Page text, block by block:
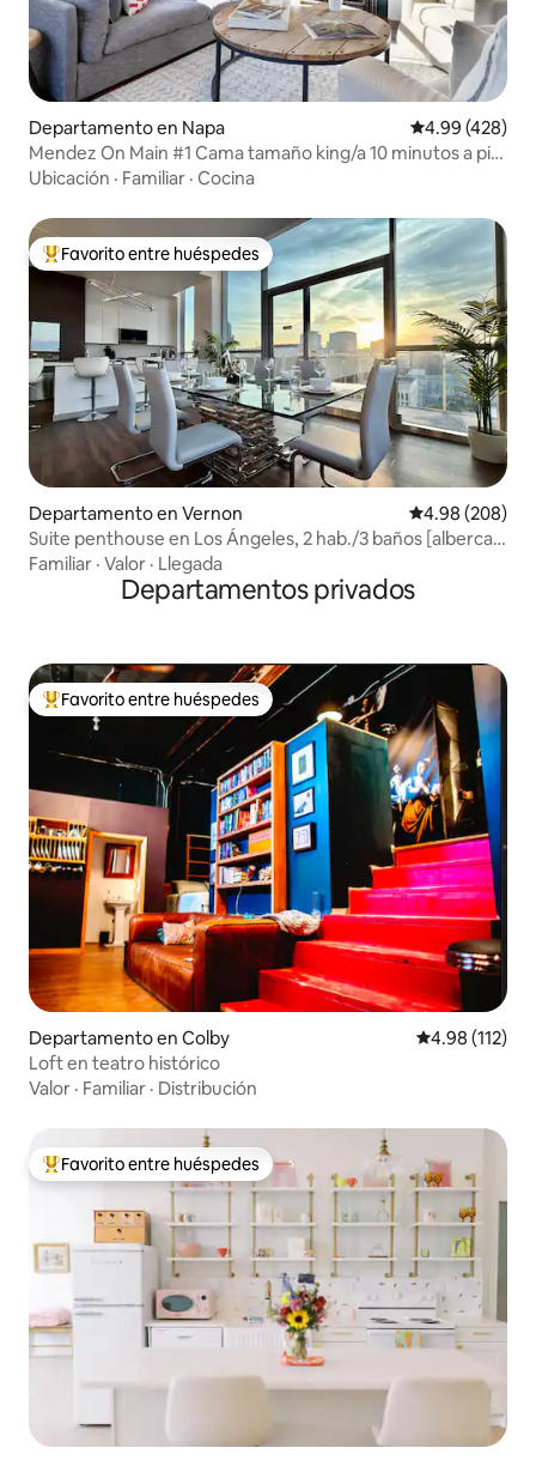
Departamento en Napa Calificación
4.99 (428)
Mendez On Main #1 Cama tamaño king/a 10 minutos a pie
del centro de la ciudad
Ubicación · Familiar · Cocina
De los mejores en Favorito entre huéspedes
Favorito entre huéspedes
Departamento en Vernon Calificación
4.98 (208)
Suite penthouse en Los Ángeles, 2 hab./3 baños [alberca |
letrero de Hollywood]
Familiar · Valor · Llegada
Departamentos privados
De los mejores en Favorito entre huéspedes
Favorito entre huéspedes
Departamento en Colby Calificación
4.98 (112)
Loft en teatro histórico
Valor · Familiar · Distribución
De los mejores en Favorito entre huéspedes
Favorito entre huéspedes